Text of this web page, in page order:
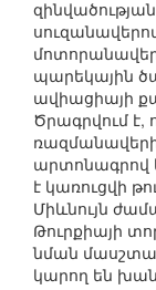
պարեկային
ավիացիայի
Ծրագրվում է,
է կառուցվի
Միևնույն
Թուրքիայի
նման
կարող են